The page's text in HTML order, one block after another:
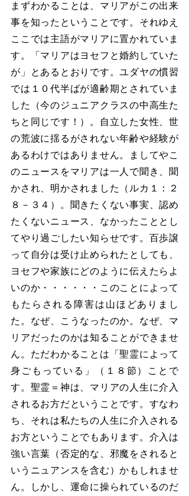
まずわかることは、マリアがこの出来
事を知ったということです。それゆえ
ここでは主語がマリアに置かれていま
す。「マリアはヨセフと婚約していた
が」とあるとおりです。ユダヤの慣習
では１０代半ばが適齢期とされていま
した（今のジュニアクラスの中高生た
ちと同じです！）。自立した女性、世
の荒波に揺るがされない年齢や経験が
あるわけではありません。ましてやこ
のニュースをマリアは一人で聞き、聞
かされ、明かされました（ルカ１：２
８－３４）。聞きたくない事実、認め
たくないニュース、なかったこととし
てやり過ごしたい知らせです。百歩譲
って自分は受け止められたとしても、
ヨセフや家族にどのように伝えたらよ
いのか・・・・・・このことによって
もたらされる障害は山ほどありまし
た。なぜ、こうなったのか。なぜ、マ
リアだったのかは知ることができませ
ん。ただわかることは「聖霊によって
身ごもっている」（１８節）ことで
す。聖霊＝神は、マリアの人生に介入
されるお方だということです。すなわ
ち、それは私たちの人生に介入される
お方ということでもあります。介入は
強い言葉（否定的な、邪魔をされると
いうニュアンスを含む）かもしれませ
ん。しかし、運命に操られているのだ